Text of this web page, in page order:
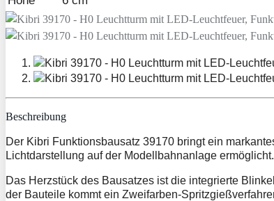
Beschreibung
Der Kibri Funktionsbausatz 39170 bringt ein
Lichtdarstellung auf der Modellbahnanlage ermöglicht.
Das Herzstück des Bausatzes ist die integrierte
der Bauteile kommt ein Zweifarben-